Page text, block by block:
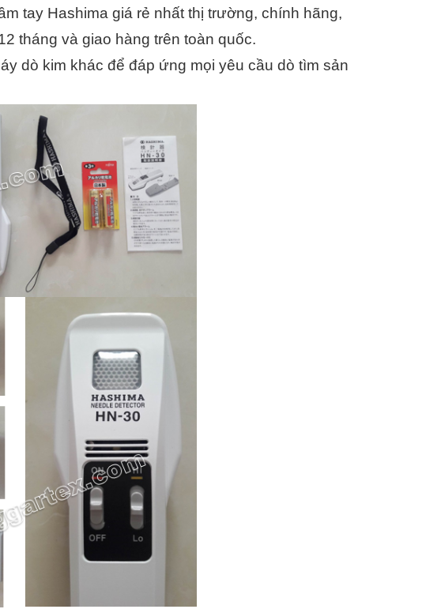
tay Hashima giá rẻ nhất thị trường, chính hãng,
tháng và giao hàng trên toàn quốc.
dò kim khác để đáp ứng mọi yêu cầu dò tìm sản